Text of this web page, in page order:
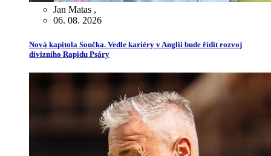
Jan Matas ,
06. 08. 2026
Nová kapitola Součka. Vedle kariéry v Anglii bude řídit rozvoj
divizního Rapidu Psáry